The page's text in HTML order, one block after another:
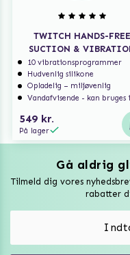
TWITCH HANDS-FREE
SUCTION &
10 vibrationsprogrammer
Hudvenlig silikone
Opladelig – miljøvenlig
Vandafvisende - kan bruges i
549 kr.
På lager
Gå aldrig
Tilmeld dig vores
rabatter
Vuxen Magazine
Vibratorer